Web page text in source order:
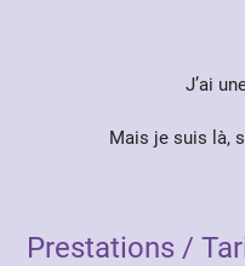
J’ai
Mais je suis là,
Prestations /